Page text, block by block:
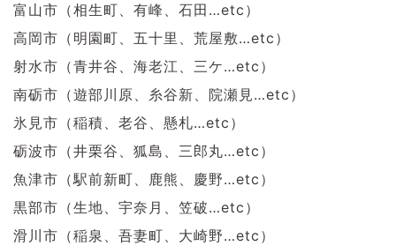
富山市（相生町、有峰、石田…etc）
高岡市（明園町、五十里、荒屋敷…etc）
射水市（青井谷、海老江、三ケ…etc）
南砺市（遊部川原、糸谷新、院瀬見…etc）
氷見市（稲積、老谷、懸札…etc）
砺波市（井栗谷、狐島、三郎丸…etc）
魚津市（駅前新町、鹿熊、慶野…etc）
黒部市（生地、宇奈月、笠破…etc）
滑川市（稲泉、吾妻町、大崎野…etc）